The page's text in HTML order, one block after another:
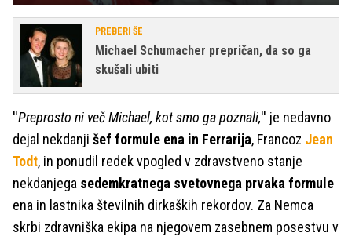
PREBERI ŠE
Michael Schumacher prepričan, da so ga
skušali ubiti
''Preprosto ni več Michael, kot smo ga poznali,'' je nedavno
dejal nekdanji šef formule ena in Ferrarija, Francoz Jean
Todt, in ponudil redek vpogled v zdravstveno stanje
nekdanjega sedemkratnega svetovnega prvaka formule
ena in lastnika številnih dirkaških rekordov. Za Nemca
skrbi zdravniška ekipa na njegovem zasebnem posestvu v